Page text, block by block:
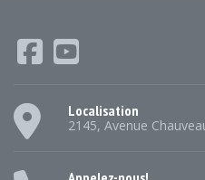
Localisation
2145, Avenue